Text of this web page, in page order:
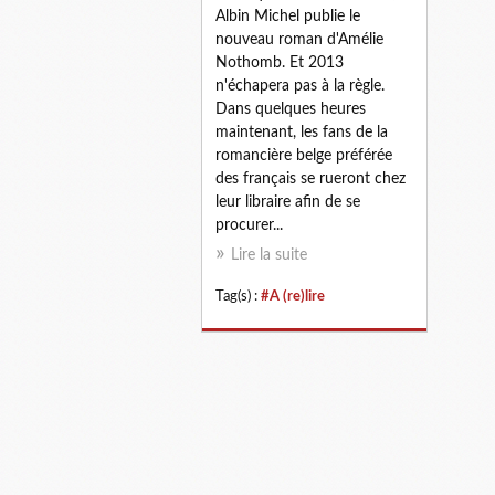
Albin Michel publie le
nouveau roman d'Amélie
Nothomb. Et 2013
n'échapera pas à la règle.
Dans quelques heures
maintenant, les fans de la
romancière belge préférée
des français se rueront chez
leur libraire afin de se
procurer...
Lire la suite
Tag(s) : #A (re)lire